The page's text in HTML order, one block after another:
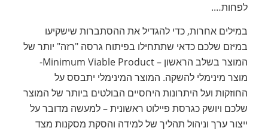
לפחות….
במילים אחרות, כדי להגדיל את ההסתברות שישקיעו
במיזם שלכם כדאי שתתחילו בפיתוח גרסה "רזה" יותר של
המוצר בשלב הראשון – Minimum Viable Product-
מוצר מינימלי להשקה. המוצר המינימלי יתבסס על
החוזקות ועל היתרונות היחסיים הבולטים ביותר של המוצר
שלכם ויושק כגרסת פיילוט ראשונית – למעשה מדובר על
ייצור ערך וניהול תהליך של למידה והסקת מסקנות מצד